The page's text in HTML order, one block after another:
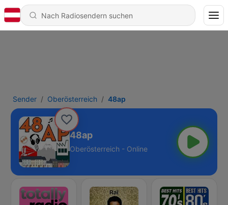
Sender Oberösterreich 48ap
48ap
Oberösterreich - Online